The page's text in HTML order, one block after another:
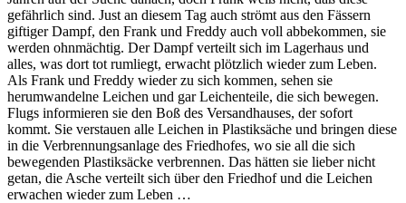
gefährlich sind. Just an diesem Tag auch strömt aus den Fässern
giftiger Dampf, den Frank und Freddy auch voll abbekommen, sie
werden ohnmächtig. Der Dampf verteilt sich im Lagerhaus und
alles, was dort tot rumliegt, erwacht plötzlich wieder zum Leben.
Als Frank und Freddy wieder zu sich kommen, sehen sie
herumwandelne Leichen und gar Leichenteile, die sich bewegen.
Flugs informieren sie den Boß des Versandhauses, der sofort
kommt. Sie verstauen alle Leichen in Plastiksäche und bringen diese
in die Verbrennungsanlage des Friedhofes, wo sie all die sich
bewegenden Plastiksäcke verbrennen. Das hätten sie lieber nicht
getan, die Asche verteilt sich über den Friedhof und die Leichen
erwachen wieder zum Leben …